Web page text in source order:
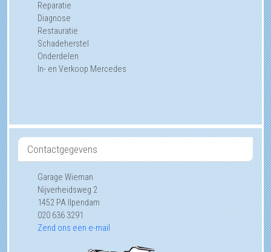
Reparatie
Diagnose
Restauratie
Schadeherstel
Onderdelen
In- en Verkoop Mercedes
Contactgegevens
Garage Wieman
Nijverheidsweg 2
1452 PA Ilpendam
020 636 3291
Zend ons een e-mail